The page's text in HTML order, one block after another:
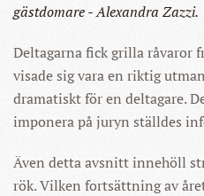
gästdomare -Alexandra Zazzi.
Deltagarna fick grilla råvaror
visade sig vara en riktig
dramatiskt för en deltagare.
imponera på juryn ställdes
Även detta avsnitt innehöll
rök. Vilken fortsättning av